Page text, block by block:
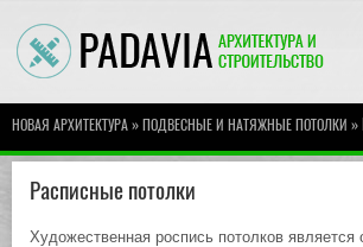
НОВАЯ АРХИТЕКТУРА»ПОДВЕСНЫЕ И НАТЯЖНЫЕ ПОТОЛКИ »
Расписные потолки
Художественная роспись потолков является